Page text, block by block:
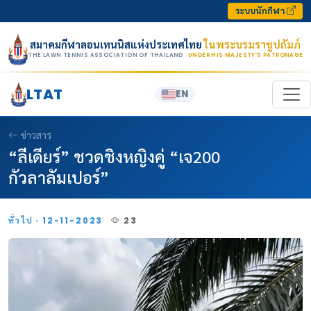
ระบบนักกีฬา
สมาคมกีฬาลอนเทนนิสแห่งประเทศไทยในพระบรมราชูปถัมภ์
THE LAWN TENNIS ASSOCIATION OF THAILAND · UNDER HIS MAJESTY’S PATRONAGE
LTAT EN
ข่าวสาร
“ลีเดียร์” ชวดชิงหญิงคู่ “เจ200
กัวลาลัมเปอร์”
ทั่วไป · 12-11-2023 23